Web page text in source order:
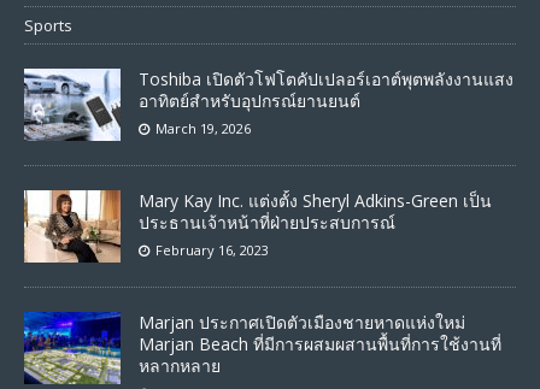
Sports
Toshiba เปิดตัวโฟโตคัปเปลอร์เอาต์พุตพลังงานแสง
อาทิตย์สำหรับอุปกรณ์ยานยนต์
March 19, 2026
Mary Kay Inc. แต่งตั้ง Sheryl Adkins-Green เป็น
ประธานเจ้าหน้าที่ฝ่ายประสบการณ์
February 16, 2023
Marjan ประกาศเปิดตัวเมืองชายหาดแห่งใหม่
Marjan Beach ที่มีการผสมผสานพื้นที่การใช้งานที่
หลากหลาย